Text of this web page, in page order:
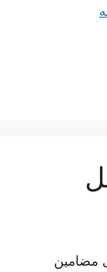
مضامین